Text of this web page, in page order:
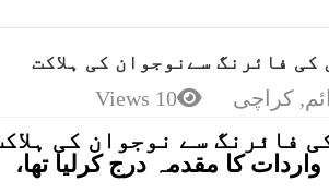
فائرنگ سےنوجوان کی ہلاکت
, کراچی 10 Views
کا مقدمہ درج کرلیا تھا،